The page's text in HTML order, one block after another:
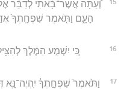
15
וְ֠עַתָּה אֲשֶׁר־בָּ֜אתִי לְדַבֵּ֨ר
הָעָ֑ם וַתֹּ֤אמֶר שִׁפְחָֽתְךָ֙
16
כִּ֚י יִשְׁמַ֣ע הַמֶּ֔לֶךְ
17
וַתֹּ֙אמֶר֙ שִׁפְחָ֣תְךָ֔ יִֽהְיֶה־נָּ֛א